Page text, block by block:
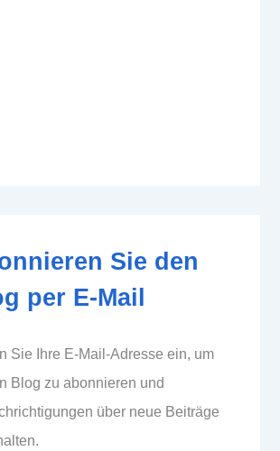
Sie den
per E-Mail
Sie Ihre E-Mail-Adresse ein, um
Blog zu abonnieren und
über neue Beiträge